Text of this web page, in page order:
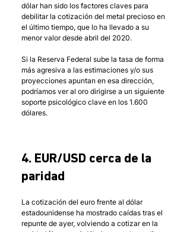
dólar han sido los factores claves para
debilitar la cotización del metal precioso en
el último tiempo, que lo ha llevado a su
menor valor desde abril del 2020.
Si la Reserva Federal sube la tasa de forma
más agresiva a las estimaciones y/o sus
proyecciones apuntan en esa dirección,
podríamos ver al oro dirigirse a un siguiente
soporte psicológico clave en los 1.600
dólares.
4. EUR/USD cerca de la
paridad
La cotización del euro frente al dólar
estadounidense ha mostrado caídas tras el
repunte de ayer, volviendo a cotizar en la